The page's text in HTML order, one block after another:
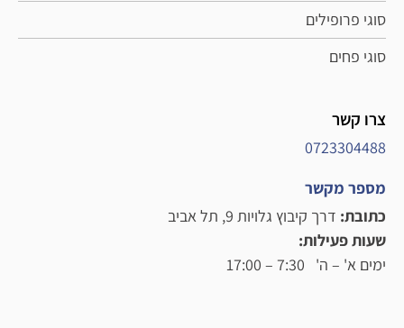
סוגי פרופילים
סוגי פחים
צרו קשר
0723304488
מספר מקשר
כתובת: דרך קיבוץ גלויות 9, תל אביב
שעות פעילות:
ימים א' – ה' 7:30 – 17:00